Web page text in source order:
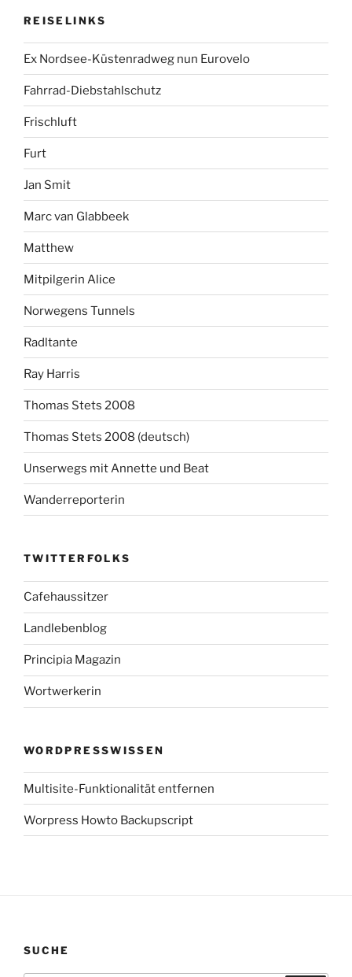
REISELINKS
Ex Nordsee-Küstenradweg nun Eurovelo
Fahrrad-Diebstahlschutz
Frischluft
Furt
Jan Smit
Marc van Glabbeek
Matthew
Mitpilgerin Alice
Norwegens Tunnels
Radltante
Ray Harris
Thomas Stets 2008
Thomas Stets 2008 (deutsch)
Unserwegs mit Annette und Beat
Wanderreporterin
TWITTERFOLKS
Cafehaussitzer
Landlebenblog
Principia Magazin
Wortwerkerin
WORDPRESSWISSEN
Multisite-Funktionalität entfernen
Worpress Howto Backupscript
SUCHE